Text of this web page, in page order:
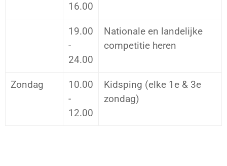
16.00
19.00
-
24.00
Nationale en landelijke
competitie heren
Zondag
10.00
-
12.00
Kidsping (elke 1e & 3e
zondag)